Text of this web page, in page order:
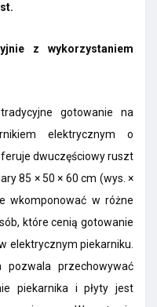
z wykorzystaniem
tradycyjne gotowanie na
elektrycznym o
dwuczęściowy ruszt
85 × 50 × 60 cm (wys. ×
wkomponować w różne
które cenią gotowanie
elektrycznym piekarniku.
pozwala przechowywać
piekarnika i płyty jest